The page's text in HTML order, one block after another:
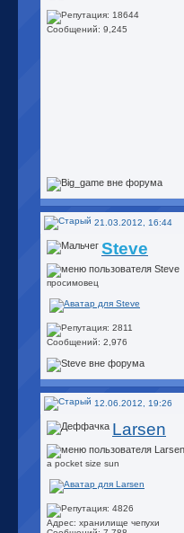
Сообщений: 9,245
21.03.2012, 16:44
Steve
просимовец
Сообщений: 2,976
12.06.2012, 19:26
Larsen
a pocket size sun
Адрес: хранилище чепухи